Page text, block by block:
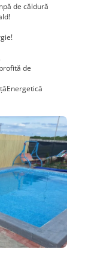
de căldură
de